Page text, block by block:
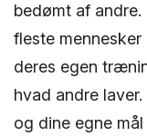
bedømt af
fleste
deres egen
hvad andre
og dine egne